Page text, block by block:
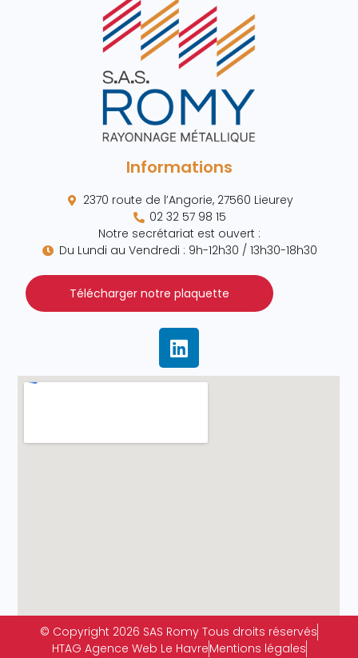
Informations
2370 route de l’Angorie, 27560 Lieurey
02 32 57 98 15
Notre secrétariat est ouvert :
Du Lundi au Vendredi : 9h-12h30 / 13h30-18h30
Télécharger notre plaquette
© Copyright 2026 SAS Romy Tous droits réservés
HTAG Agence Web Le HavreMentions légales